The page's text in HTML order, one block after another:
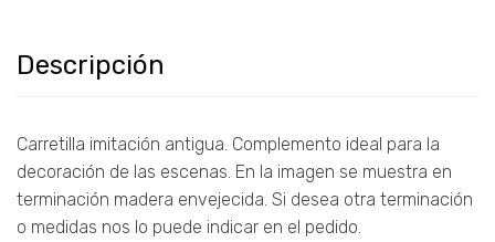
Descripción
Carretilla imitación antigua. Complemento ideal para la
decoración de las escenas. En la imagen se muestra en
terminación madera envejecida. Si desea otra terminación
o medidas nos lo puede indicar en el pedido.